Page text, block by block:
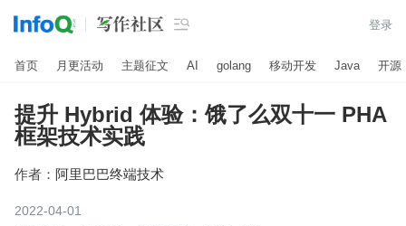
 登录
首页 月更活动 主题征文 AI golang 移动开发 Java 开源
提升 Hybrid 体验：饿了么双十一 PHA
框架技术实践
作者： 阿里巴巴终端技术
2022-04-01